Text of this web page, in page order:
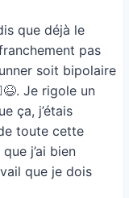
que déjà le
pas
soit bipolaire
Je rigole un
ça, j’étais
toute cette
j’ai bien
que je dois